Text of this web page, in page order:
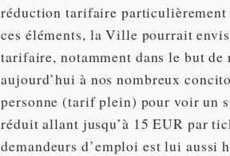
réduction tarifaire
ces éléments, la Ville pourrait
tarifaire, notamment dans le but de
aujourd’hui à nos nombreux
personne (tarif plein) pour voir un
réduit allant jusqu’à 15 EUR par
demandeurs d’emploi est lui aussi